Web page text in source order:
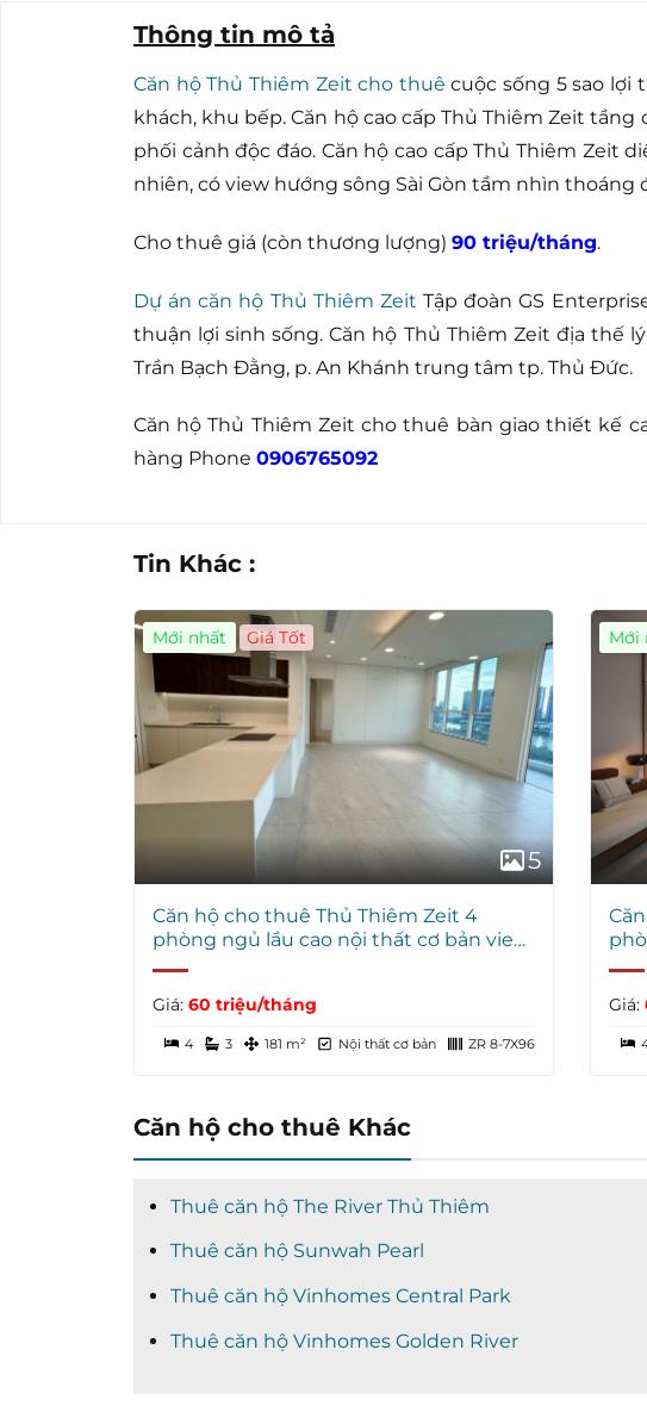
Thông tin mô tả
Căn hộ Thủ Thiêm Zeit cho thuê cuộc sống 5 sao lợi
khách, khu bếp. Căn hộ cao cấp Thủ Thiêm Zeit
phối cảnh độc đáo. Căn hộ cao cấp Thủ Thiêm Zeit
nhiên, có view hướng sông Sài Gòn tầm nhìn
Cho thuê giá (còn thương lượng) 90 triệu/tháng.
Dự án căn hộ Thủ Thiêm Zeit Tập đoàn GS
thuận lợi sinh sống. Căn hộ Thủ Thiêm Zeit địa thế
Trần Bạch Đằng, p. An Khánh trung tâm tp. Thủ Đức.
Căn hộ Thủ Thiêm Zeit cho thuê bàn giao thiết kế
hàng Phone 0906765092
Tin Khác :
Mới nhất Giá Tốt
5
Căn hộ cho thuê Thủ Thiêm Zeit 4
phòng ngủ lầu cao nội thất cơ bản view
sông
Giá: 60 triệu/tháng
4 3 181 m² Nội thất cơ bản ZR 8-7X96
Mới
sông
Giá:
Căn hộ cho thuê Khác
Thuê căn hộ The River Thủ Thiêm
Thuê căn hộ Sunwah Pearl
Thuê căn hộ Vinhomes Central Park
Thuê căn hộ Vinhomes Golden River